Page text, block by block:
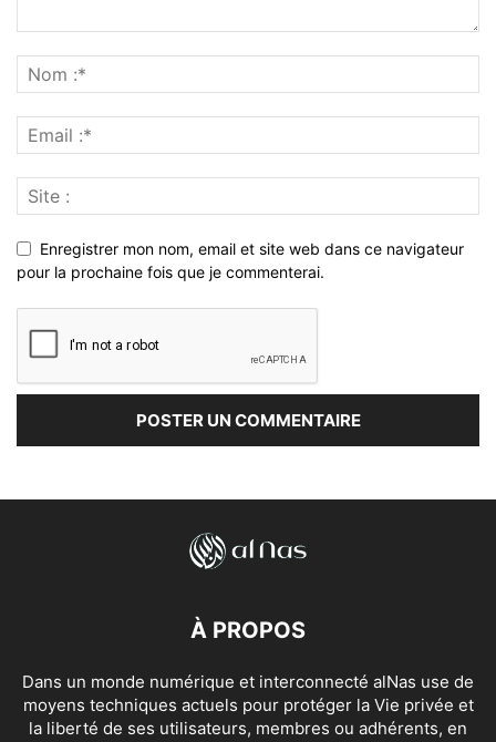
Enregistrer mon nom, email et site web dans ce navigateur
pour la prochaine fois que je commenterai.
À PROPOS
Dans un monde numérique et interconnecté alNas use de
moyens techniques actuels pour protéger la Vie privée et
la liberté de ses utilisateurs, membres ou adhérents, en